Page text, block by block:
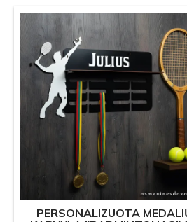
PERSONALIZUOTA